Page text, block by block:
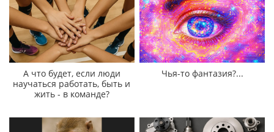
А что будет, если люди
научаться работать, быть и
жить - в команде?
Чья-то фантазия?...